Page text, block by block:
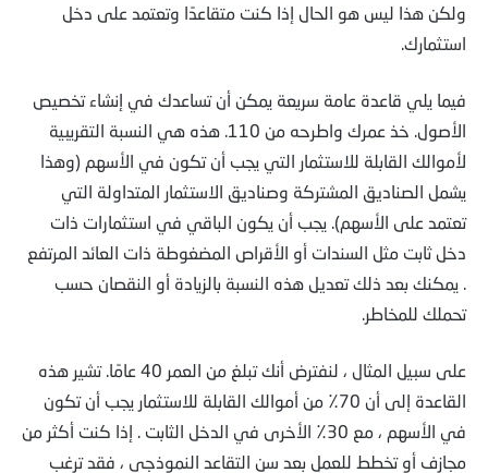
ولكن هذا ليس هو الحال إذا كنت متقاعدًا وتعتمد على دخل
استثمارك.
فيما يلي قاعدة عامة سريعة يمكن أن تساعدك في إنشاء تخصيص
الأصول. خذ عمرك واطرحه من 110. هذه هي النسبة التقريبية
لأموالك القابلة للاستثمار التي يجب أن تكون في الأسهم (وهذا
يشمل الصناديق المشتركة وصناديق الاستثمار المتداولة التي
تعتمد على الأسهم). يجب أن يكون الباقي في استثمارات ذات
دخل ثابت مثل السندات أو الأقراص المضغوطة ذات العائد المرتفع
. يمكنك بعد ذلك تعديل هذه النسبة بالزيادة أو النقصان حسب
تحملك للمخاطر.
على سبيل المثال ، لنفترض أنك تبلغ من العمر 40 عامًا. تشير هذه
القاعدة إلى أن 70٪ من أموالك القابلة للاستثمار يجب أن تكون
في الأسهم ، مع 30٪ الأخرى في الدخل الثابت . إذا كنت أكثر من
مجازف أو تخطط للعمل بعد سن التقاعد النموذجي ، فقد ترغب